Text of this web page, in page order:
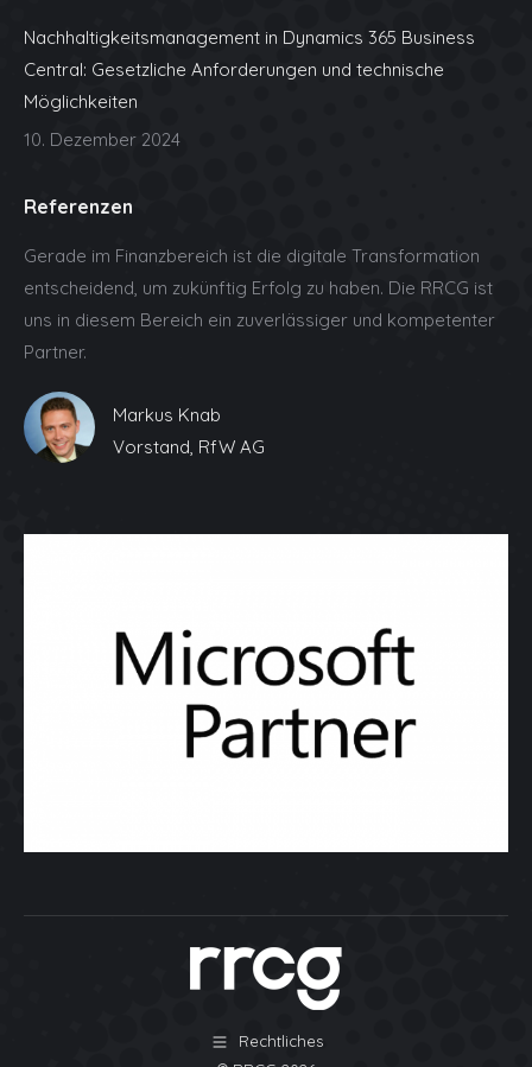
Nachhaltigkeitsmanagement in Dynamics 365 Business
Central: Gesetzliche Anforderungen und technische
Möglichkeiten
10. Dezember 2024
Referenzen
Gerade im Finanzbereich ist die digitale Transformation
entscheidend, um zukünftig Erfolg zu haben. Die RRCG ist
uns in diesem Bereich ein zuverlässiger und kompetenter
Partner.
Markus Knab
Vorstand, RfW AG
Rechtliches